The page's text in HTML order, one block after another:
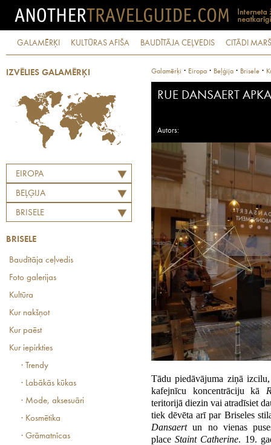
GALAMĒRĶI KULTŪRAS AFIŠA BAUDĪTĀJA CEĻVEDIS CITĀDI
IZVĒLIES GALAMĒRĶI
EIROPA
BEĻĢIJA
BRISELE
BRISELE
Baudītāja ceļvedis
Foto galerijas
Kultūra
Kur nakšņot
Kur paēst
Kur iepirkties
· Trendy
· Labākās kūkas
· Mode, aksesuāri
· Kosmētika
· Grāmatnīcas
Galamērķi · Eiropa · Beļģija · Brisele ·
RUE DANSAERT
Autors:
Tādu piedāvājuma ziņā
kafejnīcu koncentrāciju kā
teritorijā diezin vai atradīsiet
tiek dēvēta arī par Briseles
Dansaertun no vienas
placeStaint Catherine. 19.